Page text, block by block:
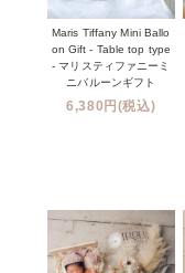
Maris Tiffany Mini Ballo
on Gift - Table top type
- マリスティファニーミ
ニバルーンギフト
6,380円(税込)